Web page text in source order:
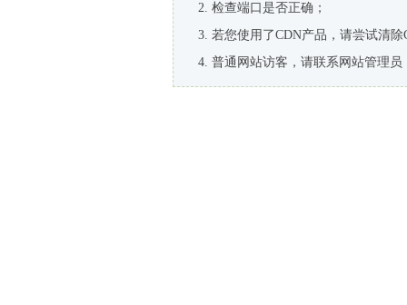
检查端口是否正确；
若您使用了CDN产品，请尝试清除
普通网站访客，请联系网站管理员